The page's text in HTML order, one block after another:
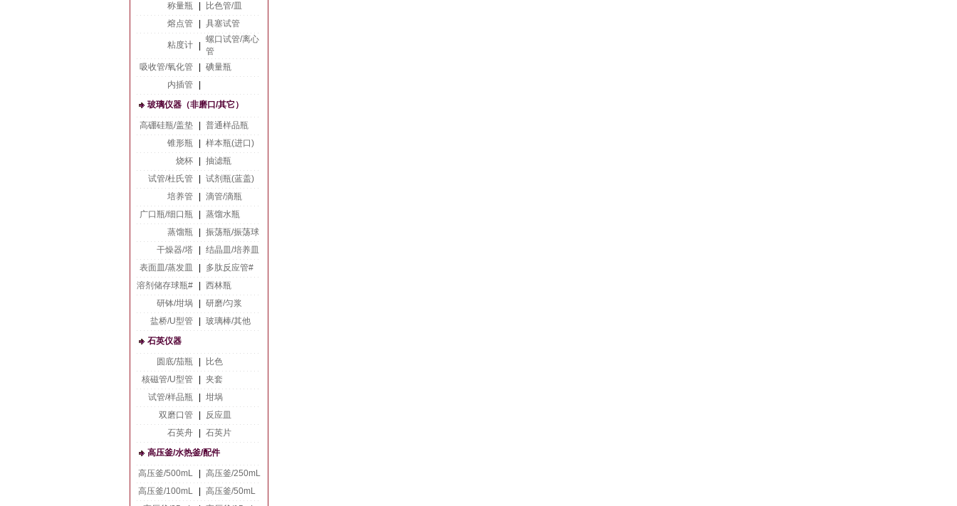
称量瓶
比色管/皿
熔点管
具塞试管
粘度计
螺口试管/离心
管
吸收管/氧化管
碘量瓶
内插管
玻璃仪器（非磨口/其它）
高硼硅瓶/盖垫
普通样品瓶
锥形瓶
样本瓶(进口)
烧杯
抽滤瓶
试管/杜氏管
试剂瓶(蓝盖)
培养管
滴管/滴瓶
广口瓶/细口瓶
蒸馏水瓶
蒸馏瓶
振荡瓶/振荡球
干燥器/塔
结晶皿/培养皿
表面皿/蒸发皿
多肽反应管#
溶剂储存球瓶#
西林瓶
研钵/坩埚
研磨/匀浆
盐桥/U型管
玻璃棒/其他
石英仪器
圆底/茄瓶
比色
核磁管/U型管
夹套
试管/样品瓶
坩埚
双磨口管
反应皿
石英舟
石英片
高压釜/水热釜/配件
高压釜/500mL
高压釜/250mL
高压釜/100mL
高压釜/50mL